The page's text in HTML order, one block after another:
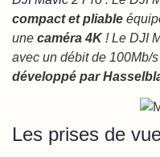
compact et pliable
une caméra 4K! Le DJI
avec un débit de 100Mb/
développé par
Les prises de